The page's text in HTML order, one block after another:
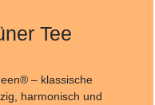
Tee
– klassische
harmonisch und